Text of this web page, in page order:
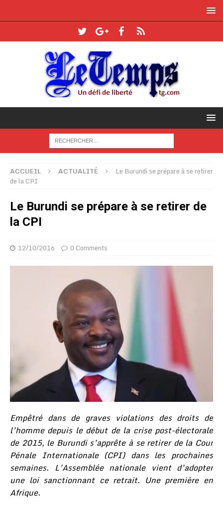
ACCUEIL ACTUALITÉ
Le Burundi se prépare à se retirer
de la CPI
Le Burundi se prépare à se retirer de
la CPI
12/10/2016 0 Comments
Empêtré dans de graves violations des droits de
l’homme depuis le début de la crise post-électorale
de 2015, le Burundi s’apprête à se retirer de la Cour
Pénale Internationale (CPI) dans les prochaines
semaines. L’Assemblée nationale vient d’adopter
une loi sanctionnant ce retrait. Une première en
Afrique.